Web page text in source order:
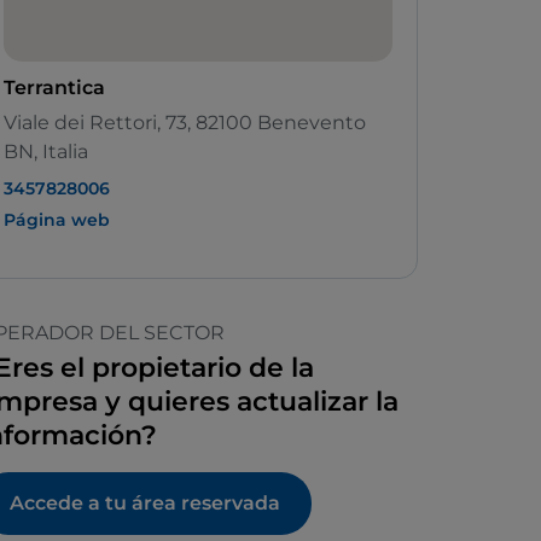
Terrantica
Viale dei Rettori, 73, 82100 Benevento
BN, Italia
3457828006
Página web
DEL SECTOR
el propietario de la
y quieres actualizar la
Accede a tu área reservada